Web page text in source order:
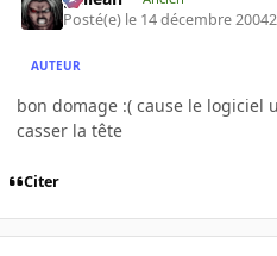
Posté(e) le 14 décembre 2004
AUTEUR
bon domage :( cause le logiciel
casser la tête
Citer